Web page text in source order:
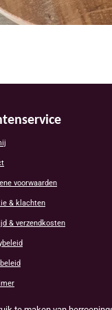
voorwaarden
& klachten
& verzendkosten